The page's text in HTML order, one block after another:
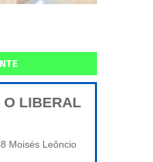
LIBERAL
Moisés Leôncio